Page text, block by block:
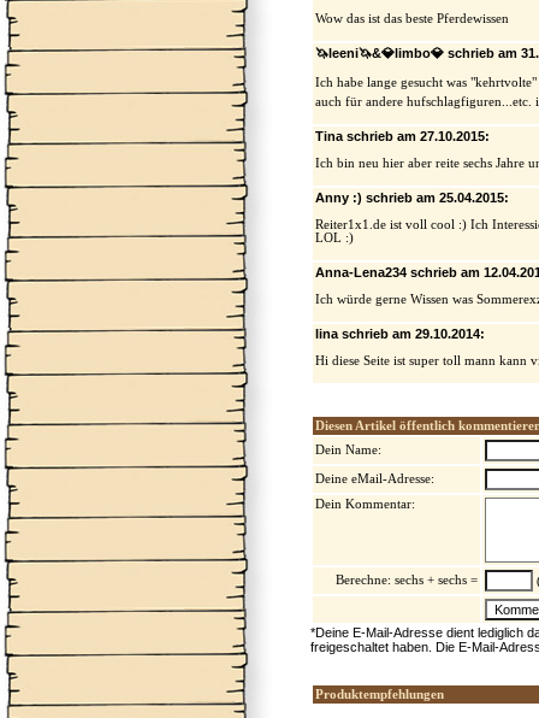
Wow das ist das beste Pferdewissen
🦄leeni🦄&💎limbo💎 schrieb am
Ich habe lange gesucht was
auch für andere hufschlagfiguren...etc.
Tina schrieb am 27.10.2015:
Ich bin neu hier aber reite sechs Jahre
Anny :) schrieb am 25.04.2015:
Reiter1x1.de ist voll cool :) Ich
LOL :)
Anna-Lena234 schrieb am
Ich würde gerne Wissen was
lina schrieb am 29.10.2014:
Hi diese Seite ist super toll mann kann
Diesen Artikel öffentlich
Dein Name:
Deine eMail-Adresse:
Dein Kommentar:
Berechne: sechs + sechs =
*Deine E-Mail-Adresse dient lediglich
freigeschaltet haben. Die E-Mail-
Produktempfehlungen